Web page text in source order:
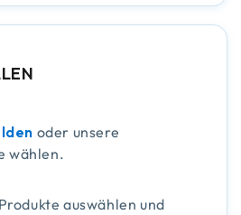
oder unsere
wählen.
auswählen und